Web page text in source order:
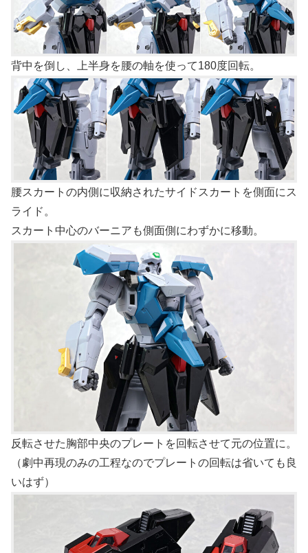
背中を倒し、上半身を腰の軸を使って180度回転。
腰スカートの内側に収納されたサイドスカートを側面にス
ライド。
スカート中心のバーニアも側面側にわずかに移動。
反転させた胸部中央のプレートを回転させて元の位置に。
（劇中再現のみの工程なのでプレートの回転は省いても良
いはず）